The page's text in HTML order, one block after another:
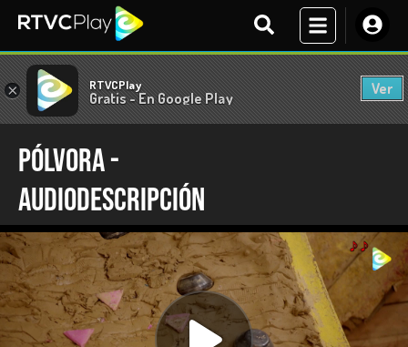
× RTVCPlay
Gratis - En Google Play
Ver
Pólvora -
Audiodescripción